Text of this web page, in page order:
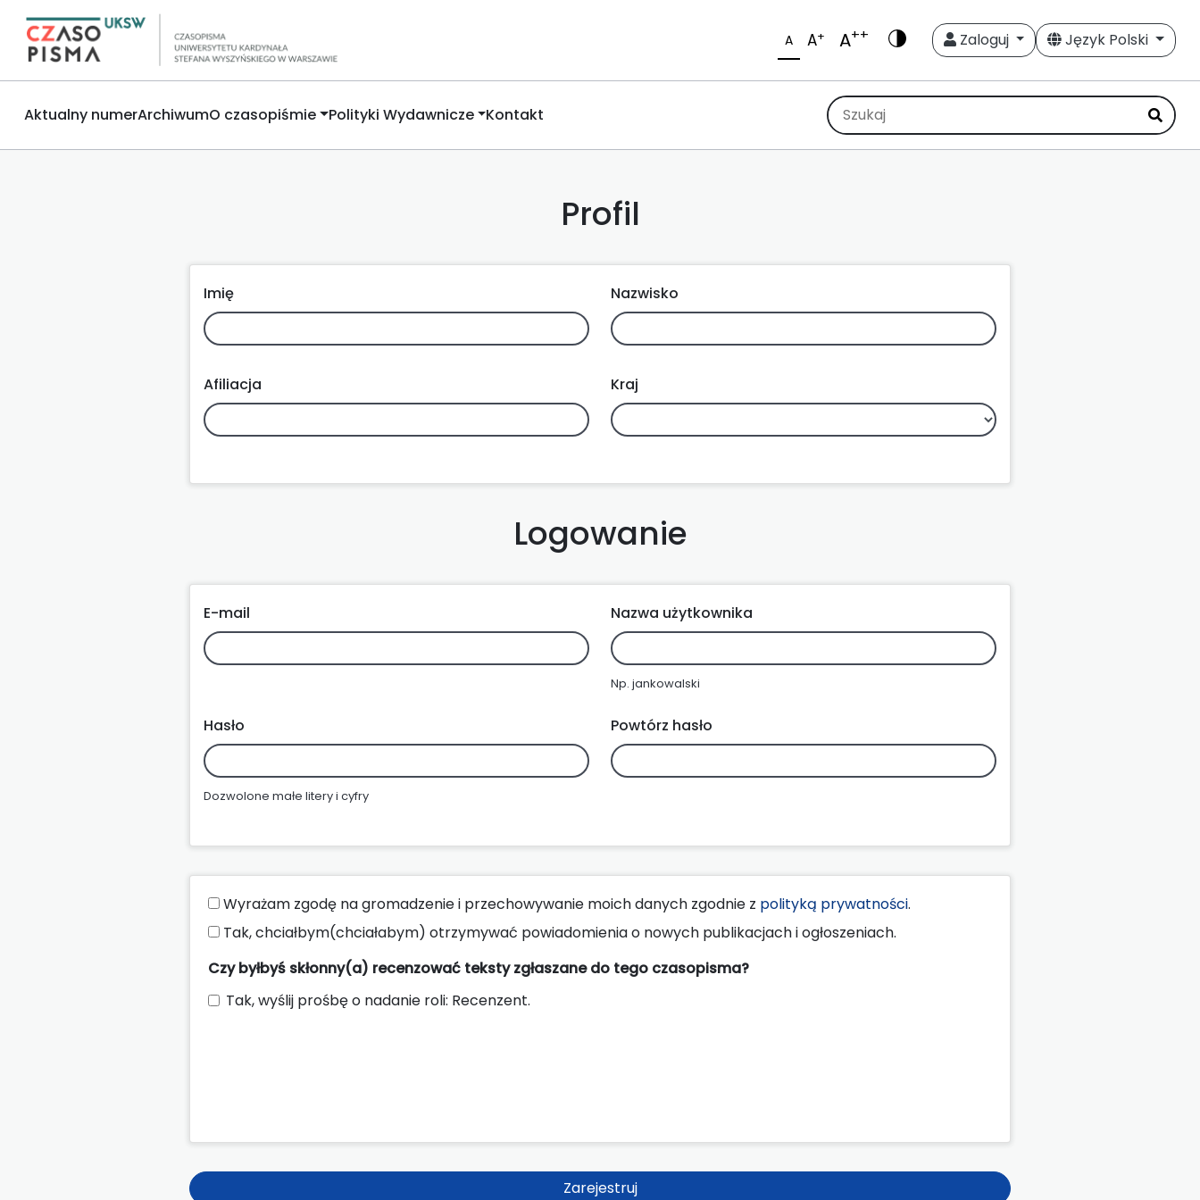
A A+ A++ Zaloguj Język Polski
Aktualny numerArchiwumO czasopiśmie Polityki Wydawnicze Kontakt
Profil
Imię Nazwisko
Afiliacja Kraj
Logowanie
E-mail Nazwa użytkownika
Np. jankowalski
Hasło
Dozwolone małe litery i cyfry
Powtórz hasło
Wyrażam zgodę na gromadzenie i przechowywanie moich danych zgodnie z polityką prywatności.
Tak, chciałbym(chciałabym) otrzymywać powiadomienia o nowych publikacjach i ogłoszeniach.
Czy byłbyś skłonny(a) recenzować teksty zgłaszane do tego czasopisma?
Tak, wyślij prośbę o nadanie roli: Recenzent.
Zarejestruj